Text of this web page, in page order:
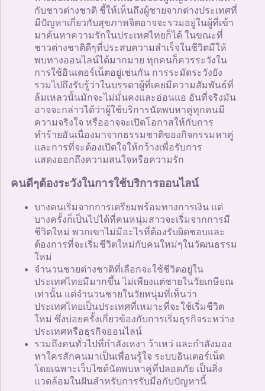
กับชาวต่างชาติ ชี้ให้เห็นถึงผู้ชายจากต่างประเทศที่
มีปัญหาเกี่ยวกับสุขภาพจิตอาจจะรวมอยู่ในผู้ที่เข้า
มาค้นหาความรักในประเทศไทยก็ได้ ในขณะที่
ชาวต่างชาติดีๆที่ประสบความสำเร็จในชีวิตมีให้
พบทางออนไลน์ได้มากมาย ทุกคนก็ควรระวังใน
การใช้อินเตอร์เน็ตอยู่เช่นกัน การระมัดระวังยัง
รวมไปถึงรับรู้ว่าในบรรดาผู้ที่เคยมีความสัมพันธ์ที่
ล้มเหลวนั้นมักจะไม่มั่นคงและอ่อนแอ อันที่จริงมัน
อาจจะกล่าวได้ว่าผู้ใช้บริการนัดพบหาคู่ทุกคนมี
ความจริงใจ หรืออาจจะเปิดโอกาสให้กับการ
ทำร้ายอันเนื่องมาจากธรรมชาติของกิจกรรมหาคู่
และการที่จะต้องเปิดใจให้กว้างเพื่อรับการ
แสดงออกถึงความสนใจหรือความรัก
คนดีๆต้องระวังในการใช้บริการออนไลน์
บางคนเริ่มจากการเตรียมพร้อมทางการเงิน แต่
บางครั้งก็เป็นไปได้ที่คนหนุ่มสาวจะเริ่มจากการมี
ชีวิตใหม่ พวกเขาไม่มีอะไรที่ต้องรับผิดชอบและ
ต้องการที่จะเริ่มชีวิตใหม่กับคนใหม่ๆในวัฒนธรรม
ใหม่
จำนวนชายต่างชาติที่เลือกจะใช้ชีวิตอยู่ใน
ประเทศไทยมีมากขึ้น ไม่เพียงแต่ชายในวัยเกษียณ
เท่านั้น แต่จำนวนชายในวัยหนุ่มที่เห็นว่า
ประเทศไทยเป็นประเทศที่เหมาะที่จะใช้เริ่มชีวิต
ใหม่ ซึ่งบ่อยครั้งเกี่ยวข้องกับการเริ่มธุรกิจระหว่าง
ประเทศหรือธุรกิจออนไลน์
รวมถึงคนทั่วไปที่กำลังเหงา ว้าเหว่ และกำลังมอง
หาใครสักคนมาเป็นเพื่อนรู้ใจ ระบบอินเตอร์เน็ต
โดยเฉพาะเว็บไซด์นัดพบหาคู่ที่ปลอดภัย เป็นสิ่ง
แวดล้อมในฝันสำหรับการรับมือกับปัญหานี้